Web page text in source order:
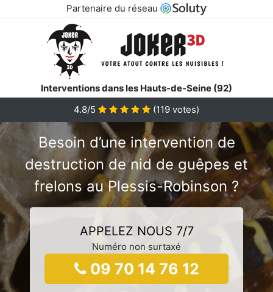
Partenaire du réseau
Interventions dans les Hauts-de-Seine (92)
4.8/5
(119 votes)
Besoin d’une intervention de
destruction de nid de guêpes et
frelons au Plessis-Robinson ?
APPELEZ NOUS 7/7
Numéro non surtaxé
09 70 14 76 12